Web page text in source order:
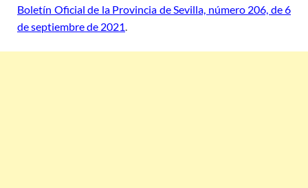
Boletín Oficial de la Provincia de Sevilla, número 206, de 6
de septiembre de 2021.